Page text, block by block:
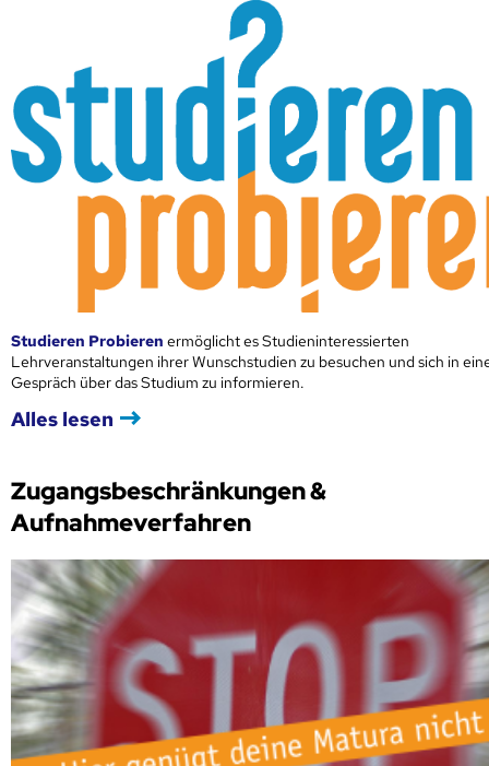
Studieren Probieren ermöglicht es Studieninteressierten
Lehrveranstaltungen ihrer Wunschstudien zu besuchen und sich in
Gespräch über das Studium zu informieren.
Alles lesen
Zugangsbeschränkungen &
Aufnahmeverfahren